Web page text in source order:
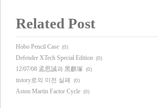
Related Post
Hobo Pencil Case (0)
Defender XTech Special Edition (0)
12/07/08 孟思誠과 黑麒塚 (0)
tistory로의 이전 실패 (0)
Aston Martin Factor Cycle (0)